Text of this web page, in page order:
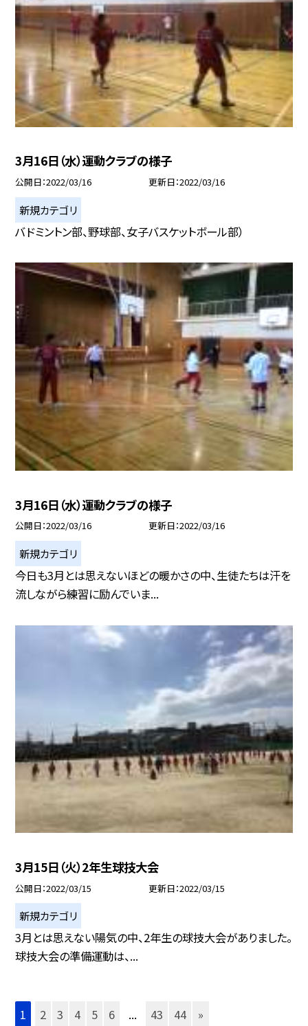
3月16日（水）運動クラブの様子
公開日 2022/03/16 更新日 2022/03/16
新規カテゴリ
バドミントン部、野球部、女子バスケットボール部）
3月16日（水）運動クラブの様子
公開日 2022/03/16 更新日 2022/03/16
新規カテゴリ
今日も3月とは思えないほどの暖かさの中、生徒たちは汗を
流しながら練習に励んでいま...
3月15日（火）2年生球技大会
公開日 2022/03/15 更新日 2022/03/15
新規カテゴリ
3月とは思えない陽気の中、2年生の球技大会がありました。
球技大会の準備運動は、...
1 2 3 4 5 6 ... 43 44 »